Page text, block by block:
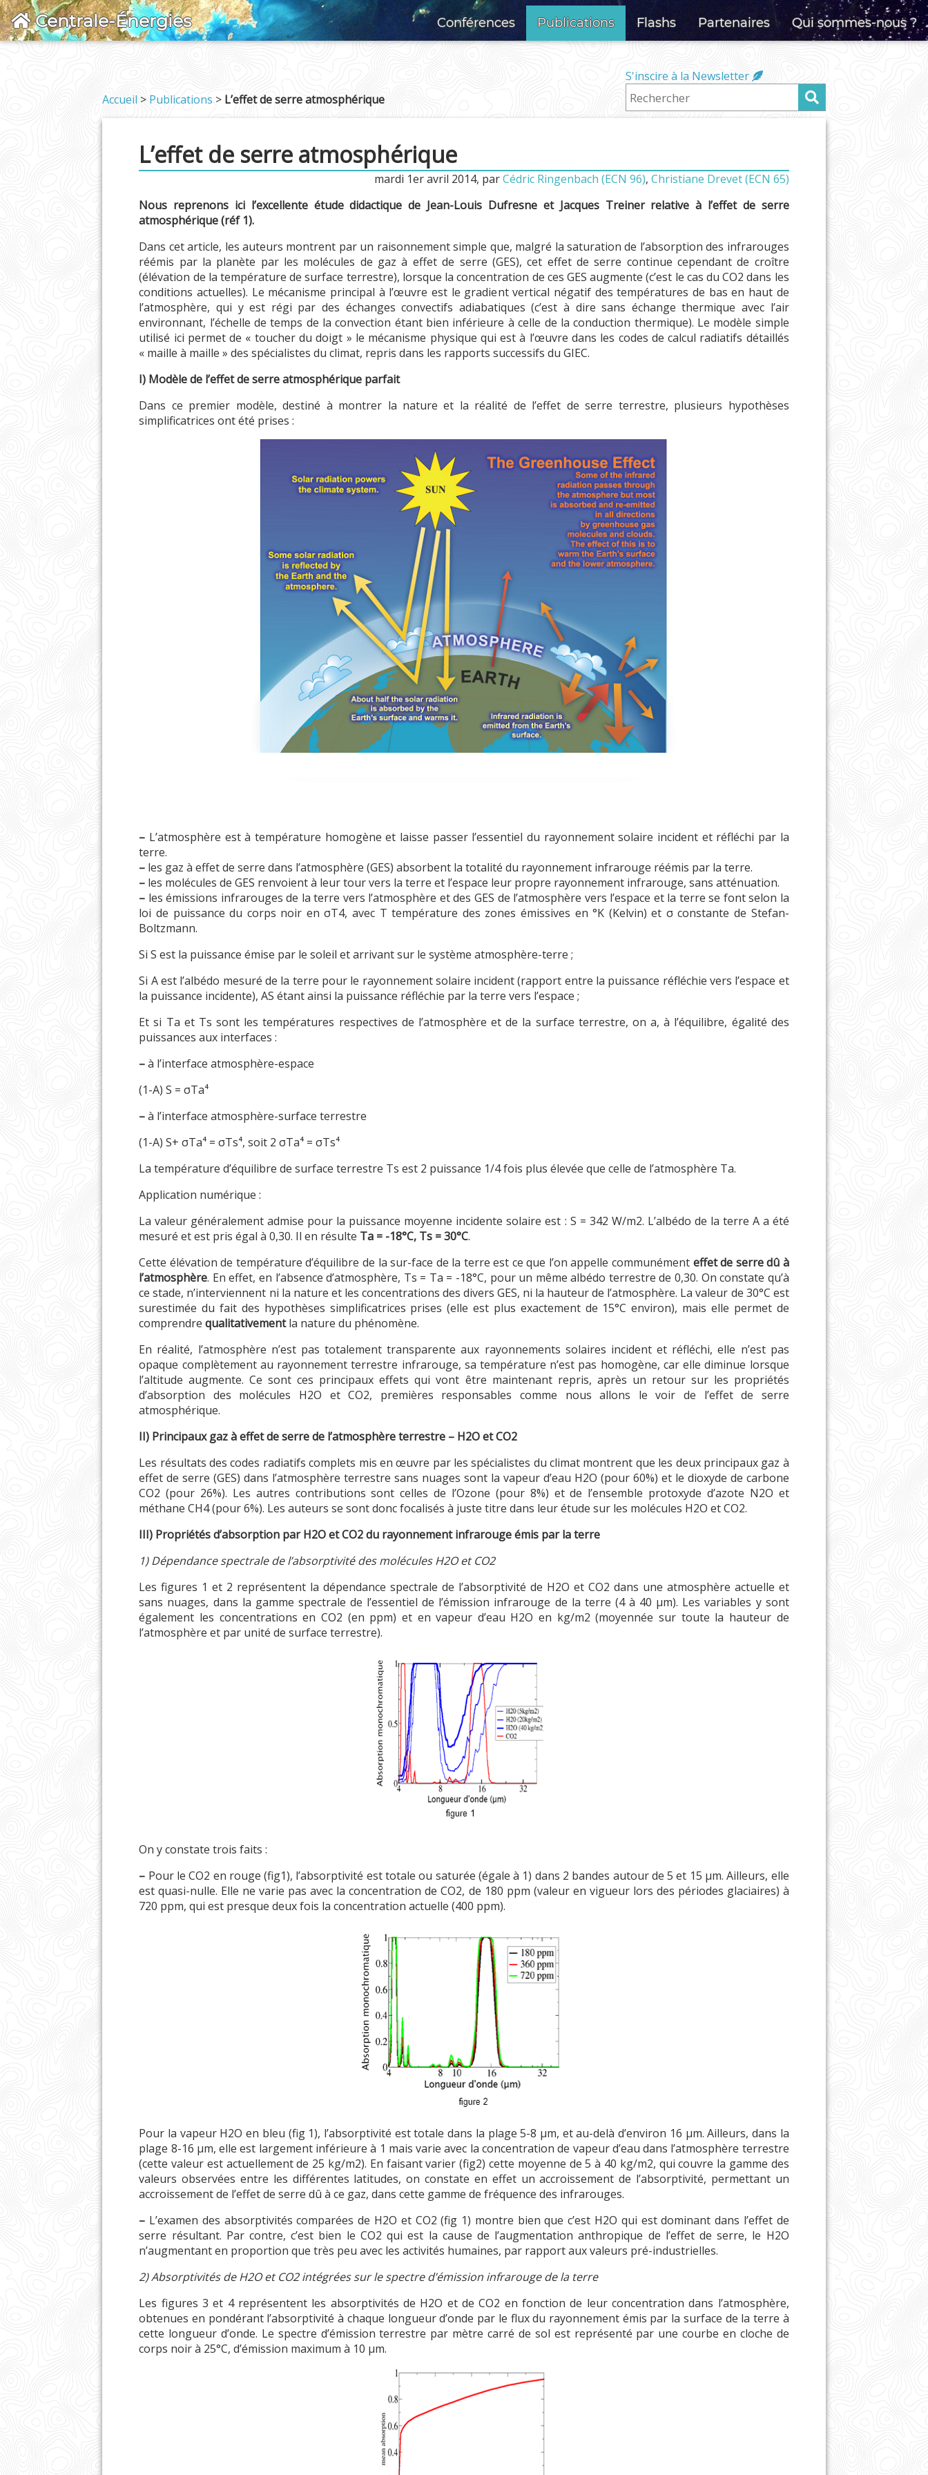
Centrale-Énergies Conférences Publications Flashs Partenaires Qui sommes-nous ?
Accueil > Publications > L’effet de serre atmosphérique
S'inscire à la Newsletter
L’effet de serre atmosphérique
mardi 1er avril 2014, parCédric Ringenbach (ECN 96), Christiane Drevet (ECN 65)
Nous reprenons ici l’excellente étude didactique de Jean-Louis Dufresne et Jacques Treiner relative à l’effet de serre
atmosphérique (réf 1).
Dans cet article, les auteurs montrent par un raisonnement simple que, malgré la saturation de l’absorption des infrarouges
réémis par la planète par les molécules de gaz à effet de serre (GES), cet effet de serre continue cependant de croître
(élévation de la température de surface terrestre), lorsque la concentration de ces GES augmente (c’est le cas du CO2 dans les
conditions actuelles). Le mécanisme principal à l’œuvre est le gradient vertical négatif des températures de bas en haut de
l’atmosphère, qui y est régi par des échanges convectifs adiabatiques (c’est à dire sans échange thermique avec l’air
environnant, l’échelle de temps de la convection étant bien inférieure à celle de la conduction thermique). Le modèle simple
utilisé ici permet de « toucher du doigt » le mécanisme physique qui est à l’œuvre dans les codes de calcul radiatifs détaillés
« maille à maille » des spécialistes du climat, repris dans les rapports successifs du GIEC.
I) Modèle de l’effet de serre atmosphérique parfait
Dans ce premier modèle, destiné à montrer la nature et la réalité de l’effet de serre terrestre, plusieurs hypothèses
simplificatrices ont été prises :
– L’atmosphère est à température homogène et laisse passer l’essentiel du rayonnement solaire incident et réfléchi par la
terre.
– les gaz à effet de serre dans l’atmosphère (GES) absorbent la totalité du rayonnement infrarouge réémis par la terre.
– les molécules de GES renvoient à leur tour vers la terre et l’espace leur propre rayonnement infrarouge, sans atténuation.
– les émissions infrarouges de la terre vers l’atmosphère et des GES de l’atmosphère vers l’espace et la terre se font selon la
loi de puissance du corps noir en σT4, avec T température des zones émissives en °K (Kelvin) et σ constante de Stefan-
Boltzmann.
Si S est la puissance émise par le soleil et arrivant sur le système atmosphère-terre ;
Si A est l’albédo mesuré de la terre pour le rayonnement solaire incident (rapport entre la puissance réfléchie vers l’espace et
la puissance incidente), AS étant ainsi la puissance réfléchie par la terre vers l’espace ;
Et si Ta et Ts sont les températures respectives de l’atmosphère et de la surface terrestre, on a, à l’équilibre, égalité des
puissances aux interfaces :
–à l’interface atmosphère-espace
(1-A) S = σTa⁴
–à l’interface atmosphère-surface terrestre
(1-A) S+ σTa⁴ = σTs⁴, soit 2 σTa⁴ = σTs⁴
La température d’équilibre de surface terrestre Ts est 2 puissance 1/4 fois plus élevée que celle de l’atmosphère Ta.
Application numérique :
La valeur généralement admise pour la puissance moyenne incidente solaire est : S = 342 W/m2. L’albédo de la terre A a été
mesuré et est pris égal à 0,30. Il en résulte Ta = -18°C, Ts = 30°C.
Cette élévation de température d’équilibre de la sur-face de la terre est ce que l’on appelle communément effet de serre dû à
l’atmosphère. En effet, en l’absence d’atmosphère, Ts = Ta = -18°C, pour un même albédo terrestre de 0,30. On constate qu’à
ce stade, n’interviennent ni la nature et les concentrations des divers GES, ni la hauteur de l’atmosphère. La valeur de 30°C est
surestimée du fait des hypothèses simplificatrices prises (elle est plus exactement de 15°C environ), mais elle permet de
comprendrequalitativementla nature du phénomène.
En réalité, l’atmosphère n’est pas totalement transparente aux rayonnements solaires incident et réfléchi, elle n’est pas
opaque complètement au rayonnement terrestre infrarouge, sa température n’est pas homogène, car elle diminue lorsque
l’altitude augmente. Ce sont ces principaux effets qui vont être maintenant repris, après un retour sur les propriétés
d’absorption des molécules H2O et CO2, premières responsables comme nous allons le voir de l’effet de serre
atmosphérique.
II) Principaux gaz à effet de serre de l’atmosphère terrestre – H2O et CO2
Les résultats des codes radiatifs complets mis en œuvre par les spécialistes du climat montrent que les deux principaux gaz à
effet de serre (GES) dans l’atmosphère terrestre sans nuages sont la vapeur d’eau H2O (pour 60%) et le dioxyde de carbone
CO2 (pour 26%). Les autres contributions sont celles de l’Ozone (pour 8%) et de l’ensemble protoxyde d’azote N2O et
méthane CH4 (pour 6%). Les auteurs se sont donc focalisés à juste titre dans leur étude sur les molécules H2O et CO2.
III) Propriétés d’absorption par H2O et CO2 du rayonnement infrarouge émis par la terre
1) Dépendance spectrale de l’absorptivité des molécules H2O et CO2
Les figures 1 et 2 représentent la dépendance spectrale de l’absorptivité de H2O et CO2 dans une atmosphère actuelle et
sans nuages, dans la gamme spectrale de l’essentiel de l’émission infrarouge de la terre (4 à 40 µm). Les variables y sont
également les concentrations en CO2 (en ppm) et en vapeur d’eau H2O en kg/m2 (moyennée sur toute la hauteur de
l’atmosphère et par unité de surface terrestre).
On y constate trois faits :
– Pour le CO2 en rouge (fig1), l’absorptivité est totale ou saturée (égale à 1) dans 2 bandes autour de 5 et 15 µm. Ailleurs, elle
est quasi-nulle. Elle ne varie pas avec la concentration de CO2, de 180 ppm (valeur en vigueur lors des périodes glaciaires) à
720 ppm, qui est presque deux fois la concentration actuelle (400 ppm).
Pour la vapeur H2O en bleu (fig 1), l’absorptivité est totale dans la plage 5-8 µm, et au-delà d’environ 16 µm. Ailleurs, dans la
plage 8-16 µm, elle est largement inférieure à 1 mais varie avec la concentration de vapeur d’eau dans l’atmosphère terrestre
(cette valeur est actuellement de 25 kg/m2). En faisant varier (fig2) cette moyenne de 5 à 40 kg/m2, qui couvre la gamme des
valeurs observées entre les différentes latitudes, on constate en effet un accroissement de l’absorptivité, permettant un
accroissement de l’effet de serre dû à ce gaz, dans cette gamme de fréquence des infrarouges.
– L’examen des absorptivités comparées de H2O et CO2 (fig 1) montre bien que c’est H2O qui est dominant dans l’effet de
serre résultant. Par contre, c’est bien le CO2 qui est la cause de l’augmentation anthropique de l’effet de serre, le H2O
n’augmentant en proportion que très peu avec les activités humaines, par rapport aux valeurs pré-industrielles.
2) Absorptivités de H2O et CO2 intégrées sur le spectre d’émission infrarouge de la terre
Les figures 3 et 4 représentent les absorptivités de H2O et de CO2 en fonction de leur concentration dans l’atmosphère,
obtenues en pondérant l’absorptivité à chaque longueur d’onde par le flux du rayonnement émis par la surface de la terre à
cette longueur d’onde. Le spectre d’émission terrestre par mètre carré de sol est représenté par une courbe en cloche de
corps noir à 25°C, d’émission maximum à 10 µm.